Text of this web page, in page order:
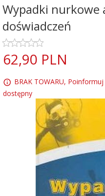
Wypadki nurkowe
doświadczeń
62,90 PLN
BRAK TOWARU,
dostępny